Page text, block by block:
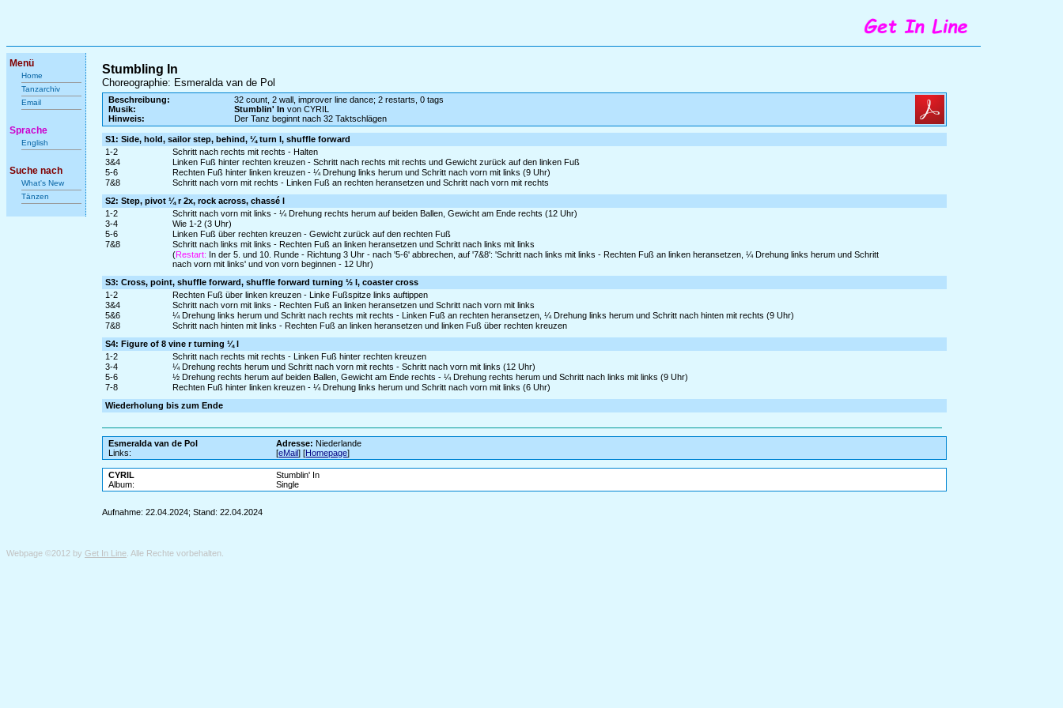
Menü
Home
Tanzarchiv
Email
Sprache
English
Suche nach
What's New
Tänzen
Stumbling In
Choreographie: Esmeralda van de Pol
Beschreibung:
32 count, 2 wall, improver line dance; 2 restarts, 0 tags
Musik:
Stumblin' In von CYRIL
Hinweis:
Der Tanz beginnt nach 32 Taktschlägen
S1: Side, hold, sailor step, behind, ¼ turn l, shuffle forward
1-2
Schritt nach rechts mit rechts - Halten
3&4
Linken Fuß hinter rechten kreuzen - Schritt nach rechts mit rechts und Gewicht zurück auf den linken Fuß
5-6
Rechten Fuß hinter linken kreuzen - ¼ Drehung links herum und Schritt nach vorn mit links (9 Uhr)
7&8
Schritt nach vorn mit rechts - Linken Fuß an rechten heransetzen und Schritt nach vorn mit rechts
S2: Step, pivot ¼ r 2x, rock across, chassé l
1-2
Schritt nach vorn mit links - ¼ Drehung rechts herum auf beiden Ballen, Gewicht am Ende rechts (12 Uhr)
3-4
Wie 1-2 (3 Uhr)
5-6
Linken Fuß über rechten kreuzen - Gewicht zurück auf den rechten Fuß
7&8
Schritt nach links mit links - Rechten Fuß an linken heransetzen und Schritt nach links mit links
(Restart: In der 5. und 10. Runde - Richtung 3 Uhr - nach '5-6' abbrechen, auf '7&8': 'Schritt nach links mit links - Rechten Fuß an linken heransetzen, ¼ Drehung links herum und Schritt
nach vorn mit links' und von vorn beginnen - 12 Uhr)
S3: Cross, point, shuffle forward, shuffle forward turning ½ l, coaster cross
1-2
Rechten Fuß über linken kreuzen - Linke Fußspitze links auftippen
3&4
Schritt nach vorn mit links - Rechten Fuß an linken heransetzen und Schritt nach vorn mit links
5&6
¼ Drehung links herum und Schritt nach rechts mit rechts - Linken Fuß an rechten heransetzen, ¼ Drehung links herum und Schritt nach hinten mit rechts (9 Uhr)
7&8
Schritt nach hinten mit links - Rechten Fuß an linken heransetzen und linken Fuß über rechten kreuzen
S4: Figure of 8 vine r turning ¼ l
1-2
Schritt nach rechts mit rechts - Linken Fuß hinter rechten kreuzen
3-4
¼ Drehung rechts herum und Schritt nach vorn mit rechts - Schritt nach vorn mit links (12 Uhr)
5-6
½ Drehung rechts herum auf beiden Ballen, Gewicht am Ende rechts - ¼ Drehung rechts herum und Schritt nach links mit links (9 Uhr)
7-8
Rechten Fuß hinter linken kreuzen - ¼ Drehung links herum und Schritt nach vorn mit links (6 Uhr)
Wiederholung bis zum Ende
Esmeralda van de Pol Adresse: Niederlande
Links:
[eMail] [Homepage]
CYRIL
Stumblin' In
Album:
Single
Aufnahme: 22.04.2024; Stand: 22.04.2024
Webpage ©2012 by Get In Line . Alle Rechte vorbehalten.